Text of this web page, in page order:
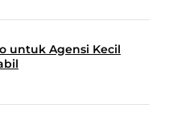
untuk Agensi Kecil